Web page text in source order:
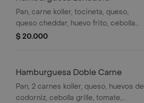
Pan, carne koller, tocineta, queso,
queso cheddar, huevo frito, cebolla
grille. tomate, lechuga y salsas.
$ 20.000
Hamburguesa Doble Carne
Pan, 2 carnes koller, queso, huevos de
codorniz, cebolla grille, tomate,